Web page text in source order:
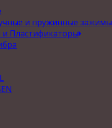
и пружинные зажимы
и Пластификаторы